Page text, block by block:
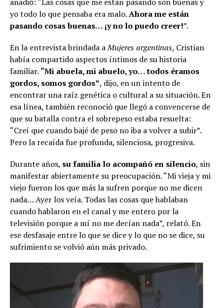
yo todo lo que pensaba era malo.Ahora me están
pasando cosas buenas… ¡y no lo puedo creer!”.
En la entrevista brindada aMujeres argentinas, Cristian
había compartido aspectos íntimos de su historia
familiar. “Mi abuela, mi abuelo, yo… todos éramos
gordos, somos gordos”, dijo, en un intento de
encontrar una raíz genética o cultural a su situación. En
esa línea, también reconoció que llegó a convencerse de
que su batalla contra el sobrepeso estaba resuelta:
“Creí que cuando bajé de peso no iba a volver a subir”.
Pero la recaída fue profunda, silenciosa, progresiva.
Durante años, su familia lo acompañó en silencio, sin
manifestar abiertamente su preocupación. “Mi vieja y mi
viejo fueron los que más la sufren porque no me dicen
nada… Ayer los veía. Todas las cosas que hablaban
cuando hablaron en el canal y me entero por la
televisión porque a mí no me decían nada”, relató. En
ese desfasaje entre lo que se dice y lo que no se dice, su
sufrimiento se volvió aún más privado.